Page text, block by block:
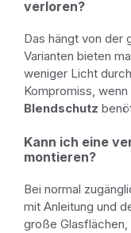
verloren?
Das hängt von der
Varianten bieten
weniger Licht
Kompromiss,
Blendschutz
Kann ich eine
montieren?
Bei normal
mit Anleitung und
große